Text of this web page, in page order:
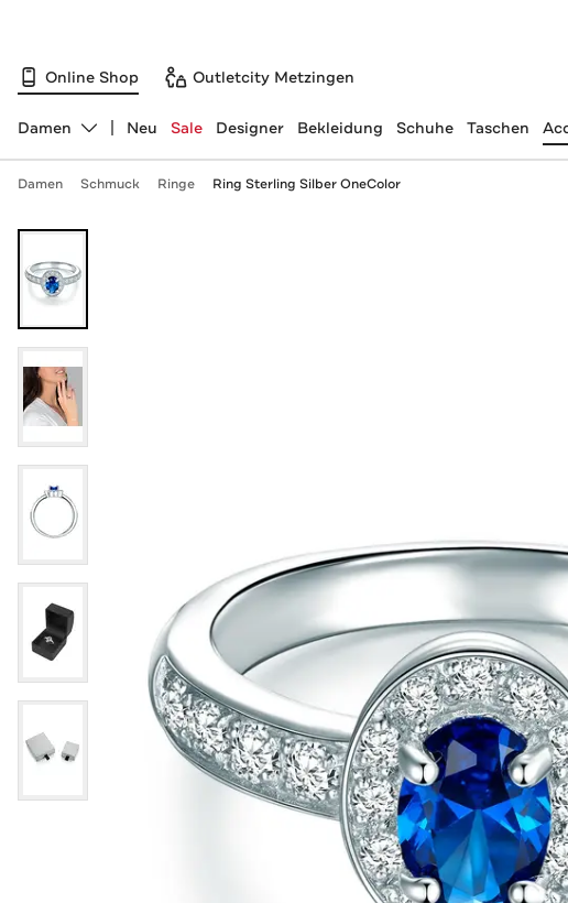
Online Shop Outletcity Metzingen
Abteilung ändern, ausgewählt:
Damen Neu Sale Designer Bekleidung Schuhe Taschen
Damen Schmuck Ringe Ring Sterling Silber OneColor